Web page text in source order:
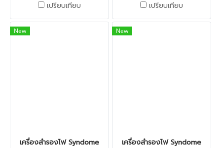
เปรียบเทียบ
เปรียบเทียบ
New
เครื่องสำรองไฟ Syndome
New
เครื่องสำรองไฟ Syndome